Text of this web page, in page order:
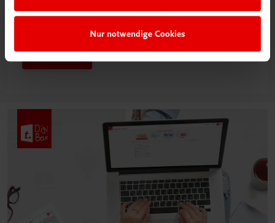
Nur notwendige Cookies
Das „Digitale
Klassenzimmer“